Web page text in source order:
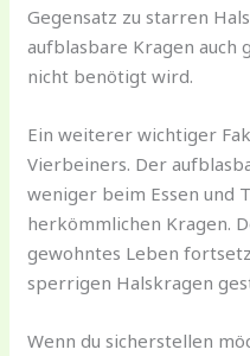
Gegensatz zu starren
aufblasbare Kragen
nicht benötigt wird.
Ein weiterer wichtiger
Vierbeiners. Der
weniger beim Essen und
herkömmlichen Kragen.
gewohntes Leben
sperrigen Halskragen
Wenn du sicherstellen